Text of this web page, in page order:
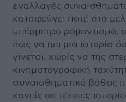
εναλλαγές
καταφεύγει ποτέ στο
υπέρμετρο ρομαντισμό,
πως να πει μια ιστορία
γίνεται, χωρίς να της
κινηματογραφική
συναισθηματικό βάθος
κανείς σε τέτοιες